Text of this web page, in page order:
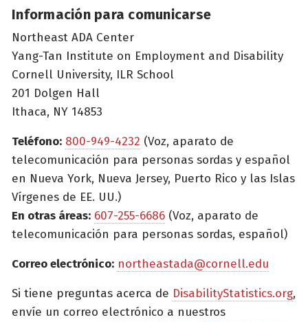
Información para comunicarse
Northeast ADA Center
Yang-Tan Institute on Employment and Disability
Cornell University, ILR School
201 Dolgen Hall
Ithaca, NY 14853
Teléfono: 800-949-4232 (Voz, aparato de
telecomunicación para personas sordas y español
en Nueva York, Nueva Jersey, Puerto Rico y las Islas
Vírgenes de EE. UU.)
En otras áreas: 607-255-6686 (Voz, aparato de
telecomunicación para personas sordas, español)
Correo electrónico: northeastada@cornell.edu
Si tiene preguntas acerca de DisabilityStatistics.org,
envíe un correo electrónico a nuestros